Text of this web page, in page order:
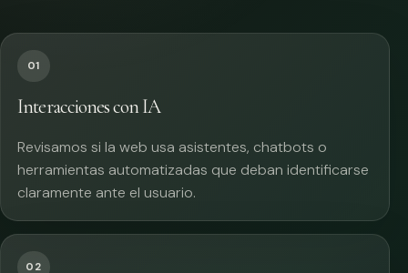
01
Interacciones con IA
Revisamos si la web usa asistentes, chatbots o
herramientas automatizadas que deban identificarse
claramente ante el usuario.
02